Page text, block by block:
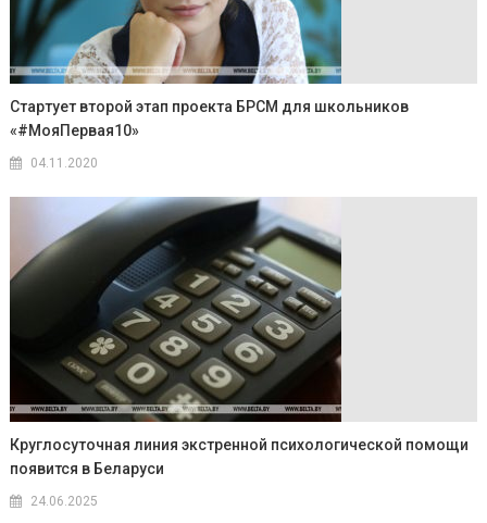
Стартует второй этап проекта БРСМ для школьников
«#МояПервая10»
04.11.2020
Круглосуточная линия экстренной психологической помощи
появится в Беларуси
24.06.2025